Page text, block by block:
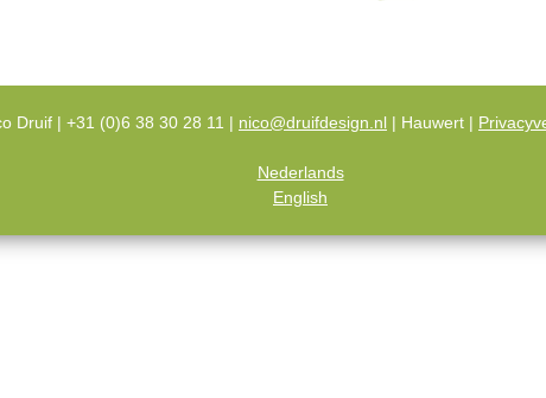
Druif | +31 (0)6 38 30 28 11 | nico@druifdesign.nl | Hauwert |
Nederlands
English